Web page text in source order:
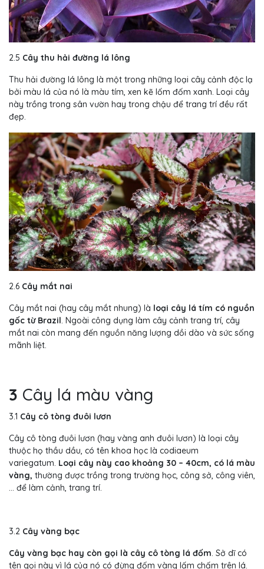
2.5 Cây thu hải đường lá lông
Thu hải đường lá lông là một trong những loại cây cảnh độc lạ
bởi màu lá của nó là màu tím, xen kẽ lốm đốm xanh. Loại cây
này trồng trong sân vườn hay trong chậu để trang trí đều rất
đẹp.
2.6 Cây mắt nai
Cây mắt nai (hay cây mắt nhung) là loại cây lá tím có nguồn
gốc từ Brazil. Ngoài công dụng làm cây cảnh trang trí, cây
mắt nai còn mang đến nguồn năng lượng dồi dào và sức sống
mãnh liệt.
3 Cây lá màu vàng
3.1 Cây cô tòng đuôi lươn
Cây cô tòng đuôi lươn (hay vàng anh đuôi lươn) là loại cây
thuộc họ thầu dầu, có tên khoa học là codiaeum
variegatum. Loại cây này cao khoảng 30 – 40cm, có lá màu
vàng, thường được trồng trong trường học, công sở, công viên,
… để làm cảnh, trang trí.
3.2 Cây vàng bạc
Cây vàng bạc hay còn gọi là cây cô tòng lá đốm. Sở dĩ có
tên gọi này vì lá của nó có đừng đốm vàng lấm chấm trên lá.